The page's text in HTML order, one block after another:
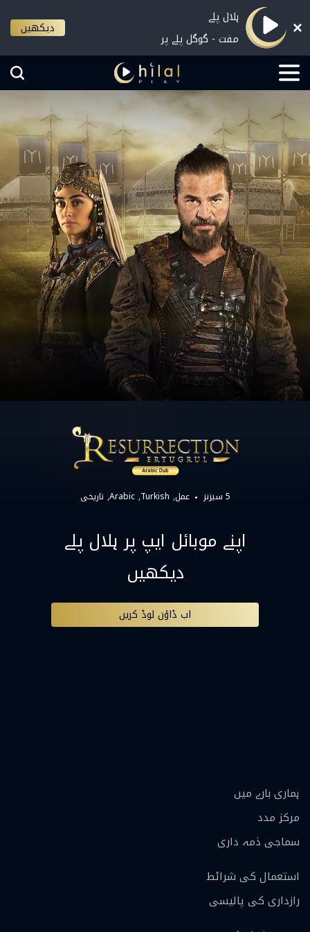
ہلال پلے
مفت - گوگل پلے پر
دیکھیں
5 سیزنز عمل Turkish
Arabic تاریخی
اپنے موبائل ایپ پر ہلال پلے
دیکھیں
اب ڈاؤن لوڈ کریں
ہماری بارے ميں
مرکز مدد
سماجی ذمہ داری
استعمال کی شرائط
رازداری کی پالیسی